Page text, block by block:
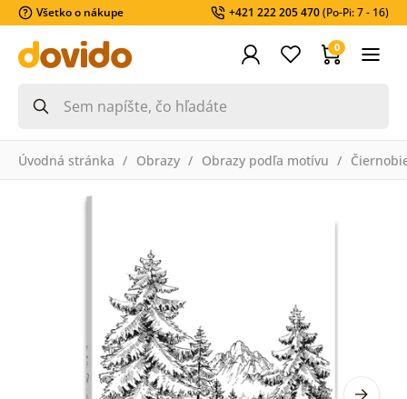
Všetko o nákupe +421 222 205 470(Po-Pi: 7 - 16)
0
Úvodná stránka Obrazy Obrazy podľa motívu